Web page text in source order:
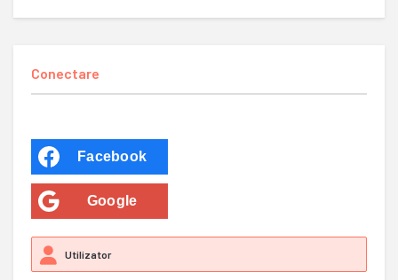
Conectare
Facebook
Google